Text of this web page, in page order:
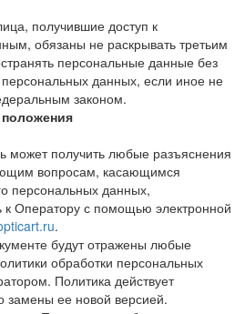
получившие доступ к
обязаны не раскрывать третьим
персональные данные без
персональных данных, если иное не
законом.
может получить любые разъяснения
вопросам, касающимся
персональных данных,
к Оператору с помощью электронной
.
будут отражены любые
обработки персональных
Политика действует
замены ее новой версией.